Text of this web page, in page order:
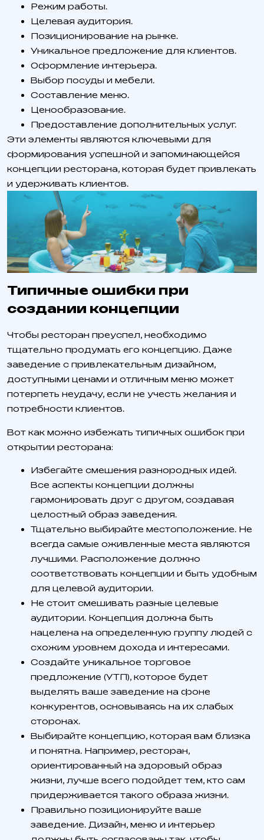
Режим работы.
Целевая аудитория.
Позиционирование на рынке.
Уникальное предложение для клиентов.
Оформление интерьера.
Выбор посуды и мебели.
Составление меню.
Ценообразование.
Предоставление дополнительных услуг.
Эти элементы являются ключевыми для
формирования успешной и запоминающейся
концепции ресторана, которая будет привлекать
и удерживать клиентов.
Типичные ошибки при
создании концепции
Чтобы ресторан преуспел, необходимо
тщательно продумать его концепцию. Даже
заведение с привлекательным дизайном,
доступными ценами и отличным меню может
потерпеть неудачу, если не учесть желания и
потребности клиентов.
Вот как можно избежать типичных ошибок при
открытии ресторана:
Избегайте смешения разнородных идей.
Все аспекты концепции должны
гармонировать друг с другом, создавая
целостный образ заведения.
Тщательно выбирайте местоположение. Не
всегда самые оживленные места являются
лучшими. Расположение должно
соответствовать концепции и быть удобным
для целевой аудитории.
Не стоит смешивать разные целевые
аудитории. Концепция должна быть
нацелена на определенную группу людей с
схожим уровнем дохода и интересами.
Создайте уникальное торговое
предложение (УТП), которое будет
выделять ваше заведение на фоне
конкурентов, основываясь на их слабых
сторонах.
Выбирайте концепцию, которая вам близка
и понятна. Например, ресторан,
ориентированный на здоровый образ
жизни, лучше всего подойдет тем, кто сам
придерживается такого образа жизни.
Правильно позиционируйте ваше
заведение. Дизайн, меню и интерьер